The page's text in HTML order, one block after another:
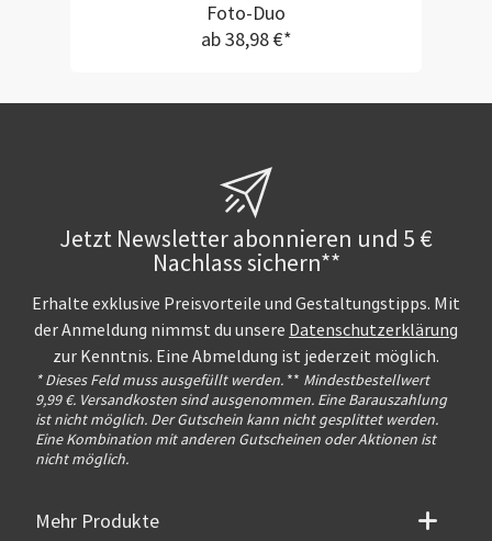
Foto-Duo
ab 38,98 €*
Jetzt Newsletter abonnieren und 5 €
Nachlass sichern**
Erhalte exklusive Preisvorteile und Gestaltungstipps. Mit
der Anmeldung nimmst du unsere Datenschutzerklärung
zur Kenntnis. Eine Abmeldung ist jederzeit möglich.
* Dieses Feld muss ausgefüllt werden. ** Mindestbestellwert
9,99 €. Versandkosten sind ausgenommen. Eine Barauszahlung
ist nicht möglich. Der Gutschein kann nicht gesplittet werden.
Eine Kombination mit anderen Gutscheinen oder Aktionen ist
nicht möglich.
Mehr Produkte